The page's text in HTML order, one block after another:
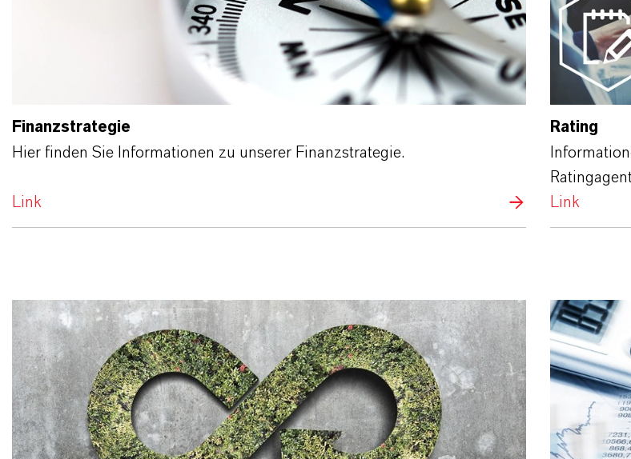
Finanzstrategie
Hier finden Sie Informationen zu unserer Finanzstrategie.
Link
Rating
Link